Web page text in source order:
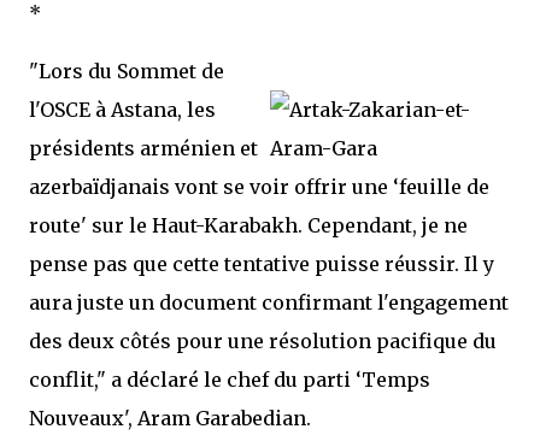
*
"Lors du Sommet de
l'OSCE à Astana, les
présidents arménien et
azerbaïdjanais vont se voir offrir une ‘feuille de
route' sur le Haut-Karabakh. Cependant, je ne
pense pas que cette tentative puisse réussir. Il y
aura juste un document confirmant l'engagement
des deux côtés pour une résolution pacifique du
conflit," a déclaré le chef du parti ‘Temps
Nouveaux', Aram Garabedian.